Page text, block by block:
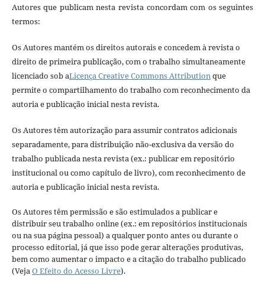
Autores que publicam nesta revista concordam com os seguintes
termos:
Os Autores mantém os direitos autorais e concedem à revista o
direito de primeira publicação, com o trabalho simultaneamente
licenciado sob aLicença Creative Commons Attributionque
permite o compartilhamento do trabalho com reconhecimento da
autoria e publicação inicial nesta revista.
Os Autores têm autorização para assumir contratos adicionais
separadamente, para distribuição não-exclusiva da versão do
trabalho publicada nesta revista (ex.: publicar em repositório
institucional ou como capítulo de livro), com reconhecimento de
autoria e publicação inicial nesta revista.
Os Autores têm permissão e são estimulados a publicar e
distribuir seu trabalho online (ex.: em repositórios institucionais
ou na sua página pessoal) a qualquer ponto antes ou durante o
processo editorial, já que isso pode gerar alterações produtivas,
bem como aumentar o impacto e a citação do trabalho publicado
(VejaO Efeito do Acesso Livre).